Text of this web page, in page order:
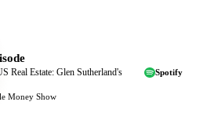
Real Estate: Glen Sutherland's
Money Show
Spotify